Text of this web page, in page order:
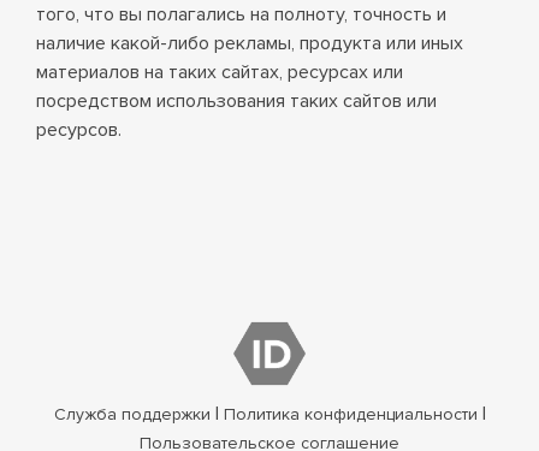
того, что вы полагались на полноту, точность и
наличие какой-либо рекламы, продукта или иных
материалов на таких сайтах, ресурсах или
посредством использования таких сайтов или
ресурсов.
Служба поддержки | Политика конфиденциальности |
Пользовательское соглашение